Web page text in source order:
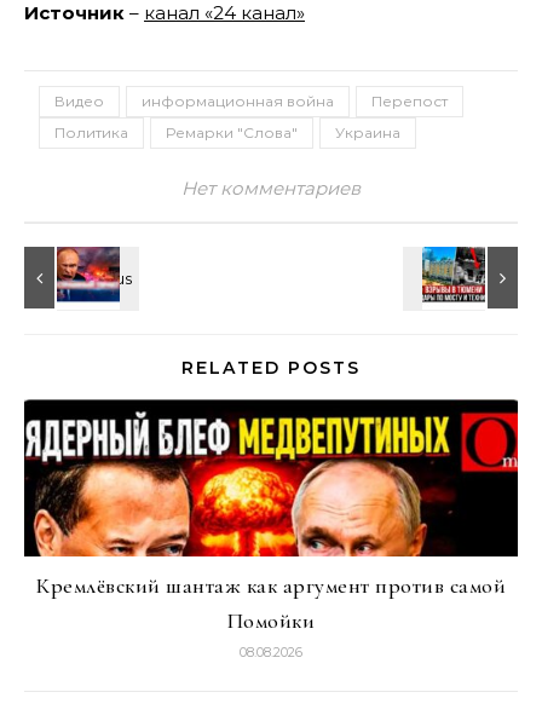
Источник – канал «24 канал»
Видео информационная война
Перепост
Политика
Ремарки "Слова" Украина
Нет комментариев
RELATED POSTS
Кремлёвский шантаж как аргумент против самой
Помойки
08.08.2026